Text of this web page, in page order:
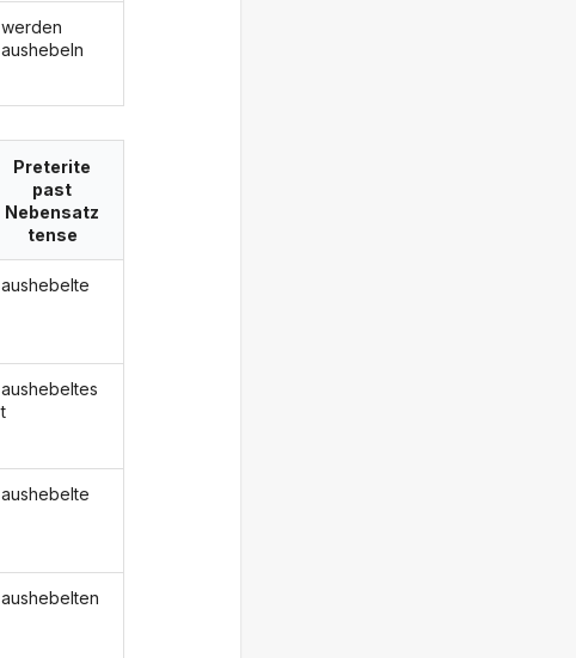
werden
aushebeln
Preterite
past
Nebensatz
tense
aushebelte
aushebeltes
t
aushebelte
aushebelten